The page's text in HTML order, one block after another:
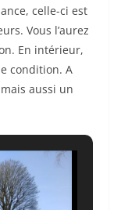
celle-ci est
Vous l’aurez
En intérieur,
condition. A
aussi un